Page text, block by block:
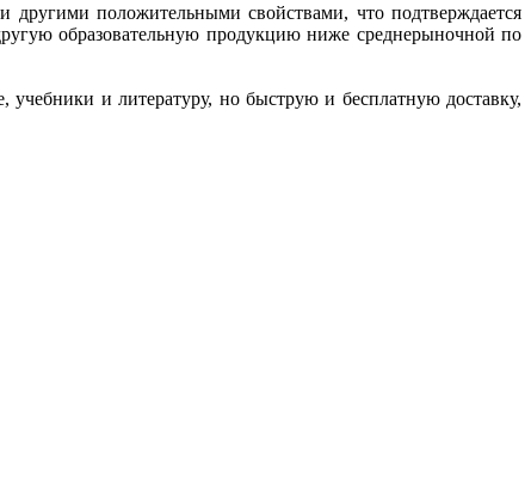
другими положительными свойствами, что подтверждается
образовательную продукцию ниже среднерыночной по
и литературу, но быструю и бесплатную доставку,